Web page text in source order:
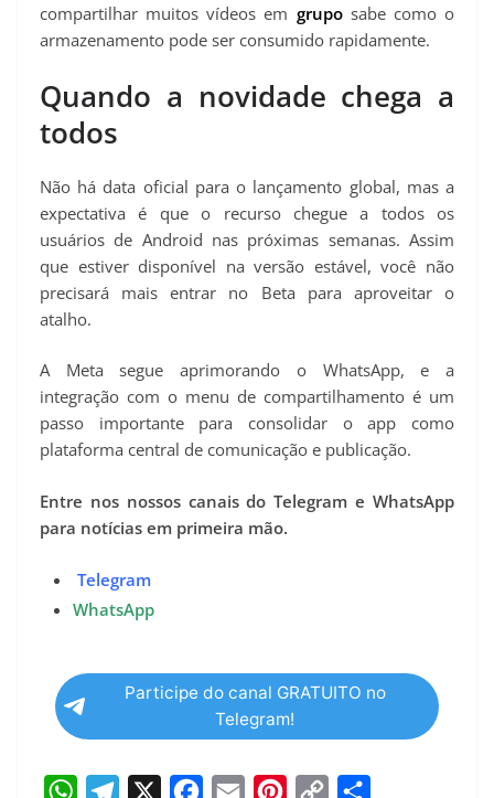
compartilhar muitos vídeos em grupo sabe como o
armazenamento pode ser consumido rapidamente.
Quando a novidade chega a
todos
Não há data oficial para o lançamento global, mas a
expectativa é que o recurso chegue a todos os
usuários de Android nas próximas semanas. Assim
que estiver disponível na versão estável, você não
precisará mais entrar no Beta para aproveitar o
atalho.
A Meta segue aprimorando o WhatsApp, e a
integração com o menu de compartilhamento é um
passo importante para consolidar o app como
plataforma central de comunicação e publicação.
Entre nos nossos canais do Telegram e WhatsApp
para notícias em primeira mão.
Telegram
WhatsApp
Participe do canal GRATUITO no
Telegram!